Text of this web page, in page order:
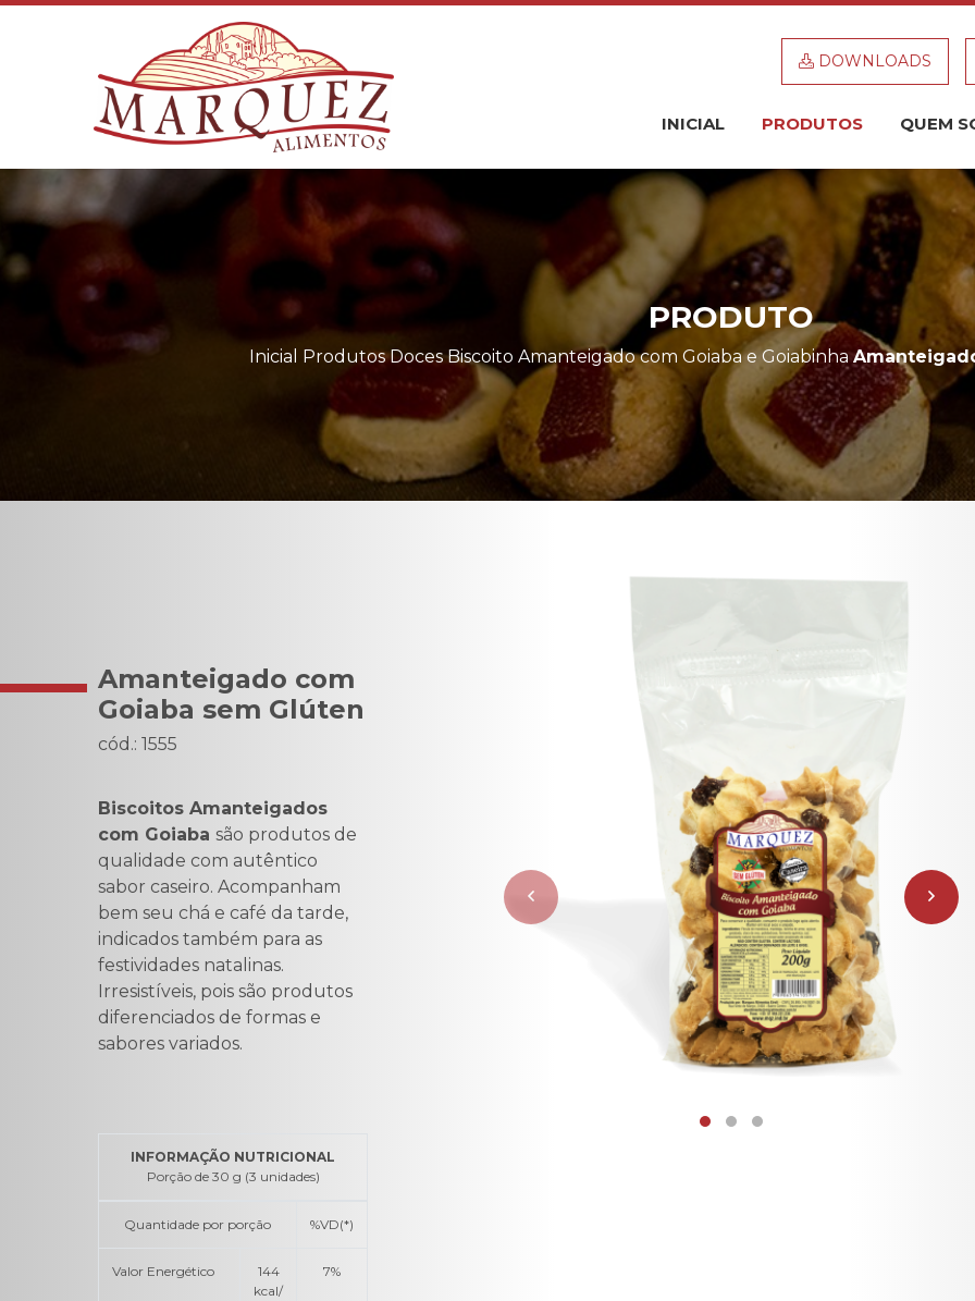
DOWNLOADS
INICIAL PRODUTOS QUEM
PRODUTO
Inicial Produtos Doces Biscoito Amanteigado com Goiaba e Goiabinha
Amanteigado com
Goiaba sem Glúten
cód.: 1555
Biscoitos Amanteigados
com Goiaba são produtos de
qualidade com autêntico
sabor caseiro. Acompanham
bem seu chá e café da tarde,
indicados também para as
festividades natalinas.
Irresistíveis, pois são produtos
diferenciados de formas e
sabores variados.
INFORMAÇÃO NUTRICIONAL
Porção de 30 g (3 unidades)
Quantidade por porção %VD(*)
Valor Energético
144
kcal/
7%